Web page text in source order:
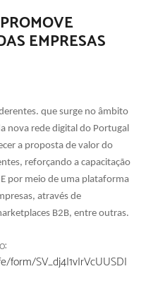
EMPRESAS
que surge no âmbito
nova rede digital do Portugal
a proposta de valor do
reforçando a capacitação
por meio de uma plataforma
através de
B2B, entre outras.
form/SV_dj4I1vIrVcUUSDI